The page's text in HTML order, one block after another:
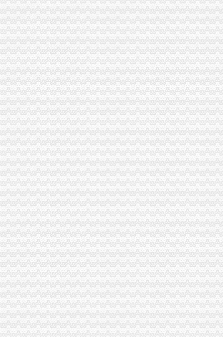
进出口收/发货人海关备案如何办理？提交哪些材料？
海口海关>办事服务>场景式服务>货物通关>进出口货物收发货人变
进出口收发货人报关注册注销须知-经验分享-中国物流人论坛锦程物
深圳进出口企业收发货人证书延期怎么做|诺金报关公司-11年经验深圳
电子口岸里的海关进出口收发货人年报怎么做|轻纺外贸-绍兴E网论坛
中华共和国海关进出口货物收发货人报关-深圳市恒鑫丰实业有限
我公司现已成功获批《海关进出口货物登记证书》_安徽环瑞电热器材
虎门港进口PET回收料海关报关规定|仓储报关_云同盟
专业进出口权办理费用及流程详细说明-广州58同城
河南自贸区进出口公司注册流程及进出口权办理指南_搜狐财经_搜狐网
龙岗区海关登记证办理条件